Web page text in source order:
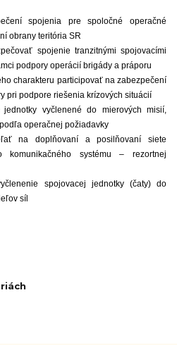
spojenia pre spoločné operačné
obrany teritória SR
spojenie tranzitnými spojovacími
podpory operácií brigády a práporu
charakteru participovať na zabezpečení
pri podpore riešenia krízových situácií
vyčlenené do mierových misií,
operačnej požiadavky
na doplňovaní a posilňovaní siete
komunikačného systému – rezortnej
spojovacej jednotky (čaty) do
síl